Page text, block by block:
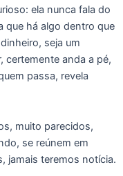
ela nunca fala do
que há algo dentro que
seja um
certemente anda a pé,
passa, revela
muito parecidos,
se reúnem em
jamais teremos notícia.